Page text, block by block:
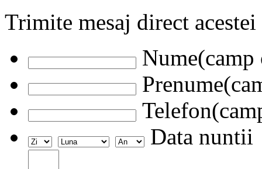
Trimite mesaj direct
Data nuntii